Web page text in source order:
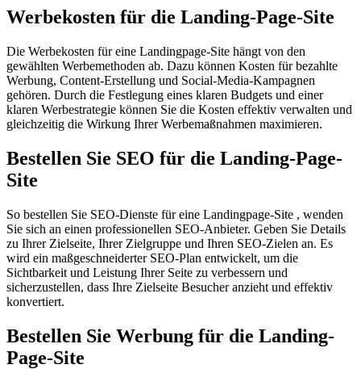
Werbekosten für die Landing-Page-Site
Die Werbekosten für eine Landingpage-Site hängt von den
gewählten Werbemethoden ab. Dazu können Kosten für bezahlte
Werbung, Content-Erstellung und Social-Media-Kampagnen
gehören. Durch die Festlegung eines klaren Budgets und einer
klaren Werbestrategie können Sie die Kosten effektiv verwalten und
gleichzeitig die Wirkung Ihrer Werbemaßnahmen maximieren.
Bestellen Sie SEO für die Landing-Page-
Site
So bestellen Sie SEO-Dienste für eine Landingpage-Site , wenden
Sie sich an einen professionellen SEO-Anbieter. Geben Sie Details
zu Ihrer Zielseite, Ihrer Zielgruppe und Ihren SEO-Zielen an. Es
wird ein maßgeschneiderter SEO-Plan entwickelt, um die
Sichtbarkeit und Leistung Ihrer Seite zu verbessern und
sicherzustellen, dass Ihre Zielseite Besucher anzieht und effektiv
konvertiert.
Bestellen Sie Werbung für die Landing-
Page-Site